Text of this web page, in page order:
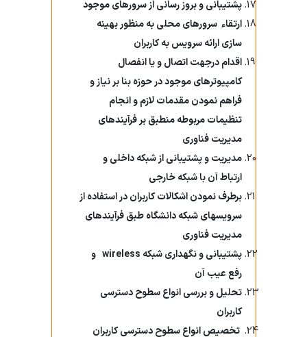
پشتیبانی و بروز رسانی از سرورهای موجود
ارتقاء سرورهای محلی به منظور بهینه
سازی ارائه سرویس به کاربران
اقدام درجهت اتصال و یا انفصال
کامپیوترهای موجود در حوزه بنا بر نیاز و
فراهم نمودن مقدمات لازم و انجام
تنظیمات مربوطه منطبق بر فرآیندهای
مدیریت فناوری
مدیریت و پشتیبانی از شبکه داخلی و
ارتباط آن با شبکه خارجی
برطرف نمودن اشکالات کاربران در استفاده از
سرویسهای شبکه دانشگاه طبق فرآیندهای
مدیریت فناوری
پشتیبانی و نگهداری شبکه
و
رفع عیب آن
تحلیل و بررسی انواع سطوح دسترسی
کاربران
تخصیص انواع سطوح دسترسی کاربران